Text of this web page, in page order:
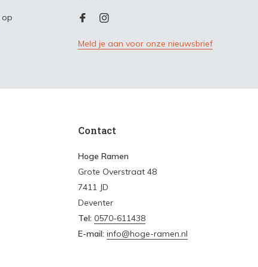
op
Meld je aan voor onze nieuwsbrief
Contact
Hoge Ramen
Grote Overstraat 48
7411 JD
Deventer
Tel: 0570-611438
E-mail: info@hoge-ramen.nl